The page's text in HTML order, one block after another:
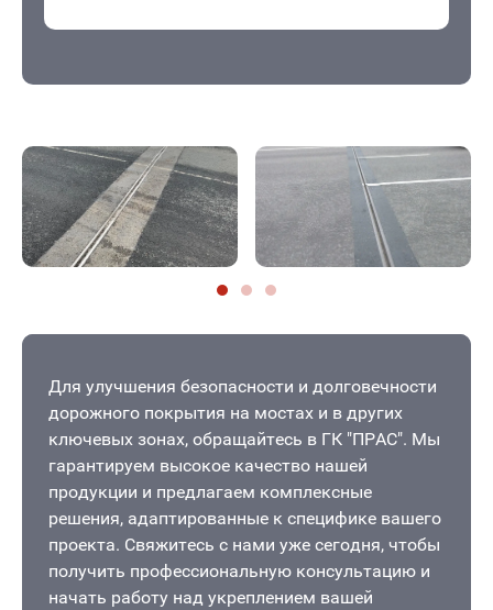
Для улучшения безопасности и долговечности
дорожного покрытия на мостах и в других
ключевых зонах, обращайтесь в ГК "ПРАС". Мы
гарантируем высокое качество нашей
продукции и предлагаем комплексные
решения, адаптированные к специфике вашего
проекта. Свяжитесь с нами уже сегодня, чтобы
получить профессиональную консультацию и
начать работу над укреплением вашей